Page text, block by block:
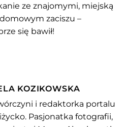
ze znajomymi, miejską
zaciszu –
się bawił!
KOZIKOWSKA
i redaktorka portalu
Pasjonatka fotografii,